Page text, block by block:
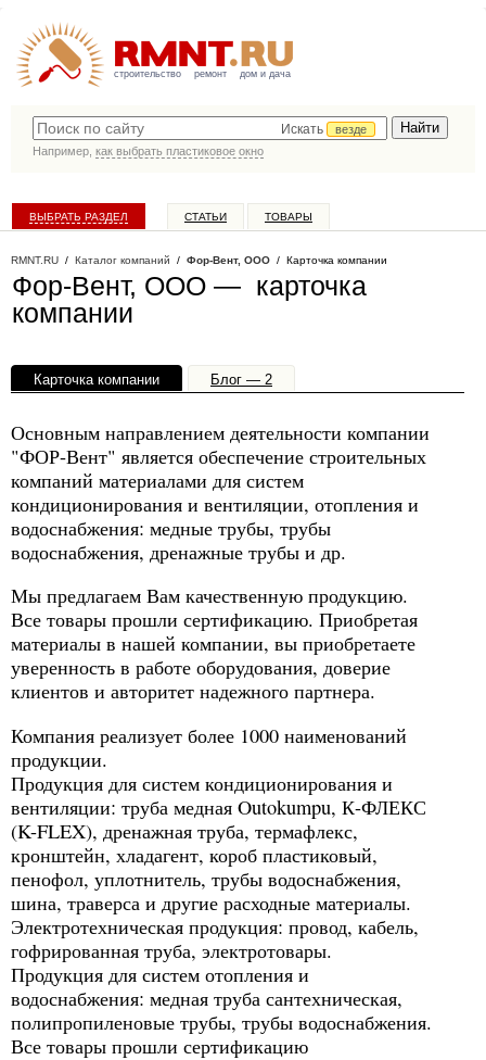
строительство ремонт дом и дача
Искать
везде
Например, как выбрать пластиковое окно
ВЫБРАТЬ РАЗДЕЛ СТАТЬИ ТОВАРЫ
RMNT.RU / Каталог компаний / Фор-Вент, ООО / Карточка компании
Фор-Вент, ООО — карточка
компании
Карточка компании
Блог — 2
Основным направлением деятельности компании
"ФОР-Вент" является обеспечение строительных
компаний материалами для систем
кондиционирования и вентиляции, отопления и
водоснабжения: медные трубы, трубы
водоснабжения, дренажные трубы и др.
Мы предлагаем Вам качественную продукцию.
Все товары прошли сертификацию. Приобретая
материалы в нашей компании, вы приобретаете
уверенность в работе оборудования, доверие
клиентов и авторитет надежного партнера.
Компания реализует более 1000 наименований
продукции.
Продукция для систем кондиционирования и
вентиляции: труба медная Outokumpu, К-ФЛЕКС
(K-FLEX), дренажная труба, термафлекс,
кронштейн, хладагент, короб пластиковый,
пенофол, уплотнитель, трубы водоснабжения,
шина, траверса и другие расходные материалы.
Электротехническая продукция: провод, кабель,
гофрированная труба, электротовары.
Продукция для систем отопления и
водоснабжения: медная труба сантехническая,
полипропиленовые трубы, трубы водоснабжения.
Все товары прошли сертификацию